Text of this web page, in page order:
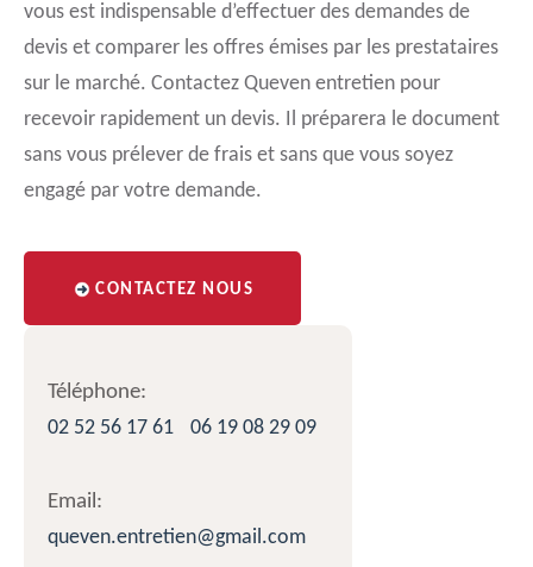
vous est indispensable d’effectuer des demandes de
devis et comparer les offres émises par les prestataires
sur le marché. Contactez Queven entretien pour
recevoir rapidement un devis. Il préparera le document
sans vous prélever de frais et sans que vous soyez
engagé par votre demande.
CONTACTEZ NOUS
Téléphone:
02 52 56 17 61
06 19 08 29 09
Email:
queven.entretien@gmail.com